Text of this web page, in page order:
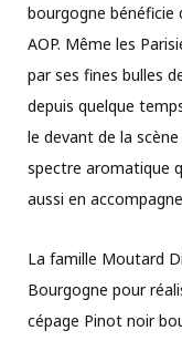
bourgogne bénéficie
AOP. Même les
par ses fines bulles
depuis quelque
le devant de la
spectre aromatique
aussi en
La famille Moutard
Bourgogne pour
cépage Pinot noir